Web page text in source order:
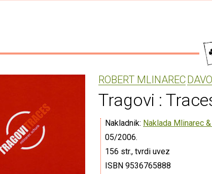
ROBERT MLINAREC
Tragovi :
Nakladnik: Naklada Mlinarec
05/2006.
156 str., tvrdi uvez
ISBN 9536765888